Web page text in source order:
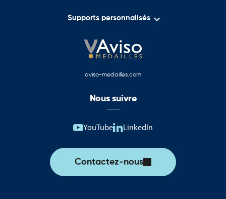
Supports personnalisés 
aviso-medailles.com
Nous suivre
YouTube LinkedIn
Contactez-nous